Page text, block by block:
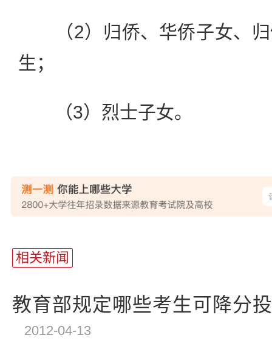
（2）归侨、华侨子女、归
生；
（3）烈士子女。
相关新闻
教育部规定哪些考生可降分
2012-04-13